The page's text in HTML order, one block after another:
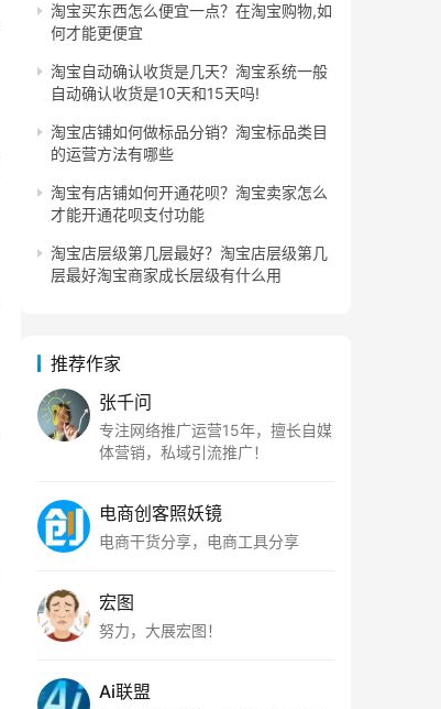
淘宝买东西怎么便宜一点？在淘宝购物,如
何才能更便宜
淘宝自动确认收货是几天？淘宝系统一般
自动确认收货是10天和15天吗!
淘宝店铺如何做标品分销？淘宝标品类目
的运营方法有哪些
淘宝有店铺如何开通花呗？淘宝卖家怎么
才能开通花呗支付功能
淘宝店层级第几层最好？淘宝店层级第几
层最好淘宝商家成长层级有什么用
推荐作家
张千问
专注网络推广运营15年，擅长自媒
体营销，私域引流推广！
电商创客照妖镜
电商干货分享，电商工具分享
宏图
努力，大展宏图！
Ai联盟